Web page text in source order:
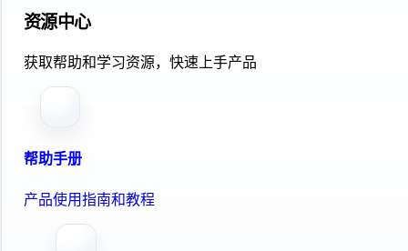
资源中心
获取帮助和学习资源，快速上手产品
帮助手册
产品使用指南和教程